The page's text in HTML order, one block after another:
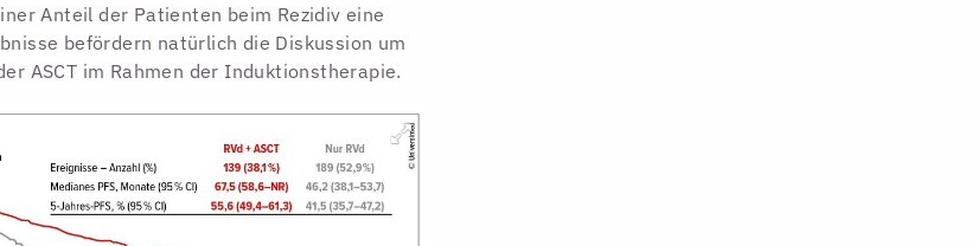
Anteil der Patienten beim Rezidiv eine
befördern natürlich die Diskussion um
ASCT im Rahmen der Induktionstherapie.